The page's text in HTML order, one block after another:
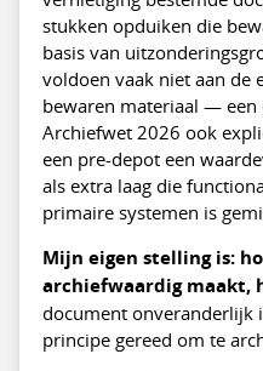
stukken opduiken die
basis van
voldoen vaak niet aan de
bewaren materiaal — een
Archiefwet 2026 ook
een pre-depot een
als extra laag die
primaire systemen is
Mijn eigen stelling is:
archiefwaardig maakt,
document onveranderlijk
principe gereed om te